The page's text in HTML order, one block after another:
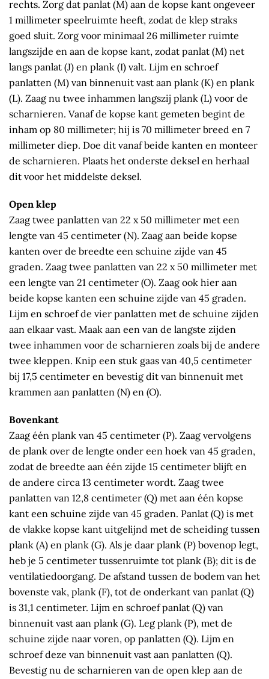
rechts. Zorg dat panlat (M) aan de kopse kant ongeveer
1 millimeter speelruimte heeft, zodat de klep straks
goed sluit. Zorg voor minimaal 26 millimeter ruimte
langszijde en aan de kopse kant, zodat panlat (M) net
langs panlat (J) en plank (I) valt. Lijm en schroef
panlatten (M) van binnenuit vast aan plank (K) en plank
(L). Zaag nu twee inhammen langszij plank (L) voor de
scharnieren. Vanaf de kopse kant gemeten begint de
inham op 80 millimeter; hij is 70 millimeter breed en 7
millimeter diep. Doe dit vanaf beide kanten en monteer
de scharnieren. Plaats het onderste deksel en herhaal
dit voor het middelste deksel.
Open klep
Zaag twee panlatten van 22 x 50 millimeter met een
lengte van 45 centimeter (N). Zaag aan beide kopse
kanten over de breedte een schuine zijde van 45
graden. Zaag twee panlatten van 22 x 50 millimeter met
een lengte van 21 centimeter (O). Zaag ook hier aan
beide kopse kanten een schuine zijde van 45 graden.
Lijm en schroef de vier panlatten met de schuine zijden
aan elkaar vast. Maak aan een van de langste zijden
twee inhammen voor de scharnieren zoals bij de andere
twee kleppen. Knip een stuk gaas van 40,5 centimeter
bij 17,5 centimeter en bevestig dit van binnenuit met
krammen aan panlatten (N) en (O).
Bovenkant
Zaag één plank van 45 centimeter (P). Zaag vervolgens
de plank over de lengte onder een hoek van 45 graden,
zodat de breedte aan één zijde 15 centimeter blijft en
de andere circa 13 centimeter wordt. Zaag twee
panlatten van 12,8 centimeter (Q) met aan één kopse
kant een schuine zijde van 45 graden. Panlat (Q) is met
de vlakke kopse kant uitgelijnd met de scheiding tussen
plank (A) en plank (G). Als je daar plank (P) bovenop legt,
heb je 5 centimeter tussenruimte tot plank (B); dit is de
ventilatiedoorgang. De afstand tussen de bodem van het
bovenste vak, plank (F), tot de onderkant van panlat (Q)
is 31,1 centimeter. Lijm en schroef panlat (Q) van
binnenuit vast aan plank (G). Leg plank (P), met de
schuine zijde naar voren, op panlatten (Q). Lijm en
schroef deze van binnenuit vast aan panlatten (Q).
Bevestig nu de scharnieren van de open klep aan de